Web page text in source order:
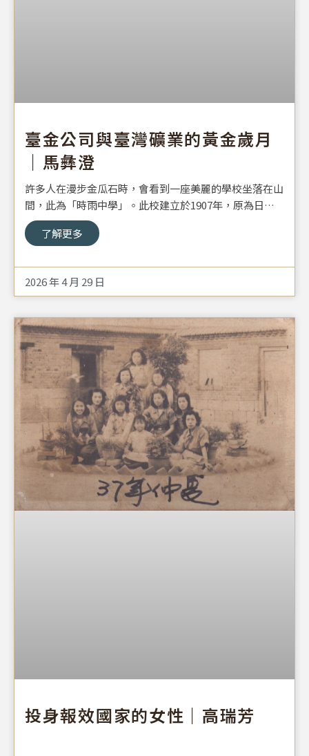
臺金公司與臺灣礦業的黃金歲月
｜馬彝澄
許多人在漫步金瓜石時，會看到一座美麗的學校坐落在山
間，此為「時雨中學」。此校建立於1907年，原為日治
時期的「金瓜石尋常高等小學校」，專供日本子弟就讀。
1945年日本戰敗撤退，該校亦隨之廢除。國民政府接收
籌備處」，欲重啟礦石開採作業。該處擴大規模後，即於
1949年在學校原址創辦「時雨國民中學」。基金會近期
來臺灣，於此礦業單位工作，並參與時雨中學的創辦。這
回，讓我們與您淺談金瓜石、礦業、時雨中學。
了解更多
2026 年 4 月 29 日
投身報效國家的女性｜高瑞芳